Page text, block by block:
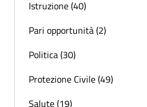
Istruzione (40)
Pari opportunità (2)
Politica (30)
Protezione Civile (49)
Salute (19)